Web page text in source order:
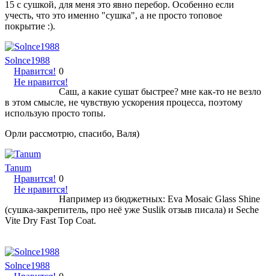
15 с сушкой, для меня это явно перебор. Особенно если
учесть, что это именно "сушка", а не просто топовое
покрытие :).
Solnce1988
Нравится!
Не нравится!
0
Саш, а какие сушат быстрее? мне как-то не везло
в этом смысле, не чувствую ускорения процесса, поэтому
использую просто топы.
Орли рассмотрю, спасибо, Валя)
Tanum
Нравится!
Не нравится!
0
Например из бюджетных: Eva Mosaic Glass Shine
(сушка-закрепитель, про неё уже Suslik отзыв писала) и Seche
Vite Dry Fast Top Coat.
Solnce1988